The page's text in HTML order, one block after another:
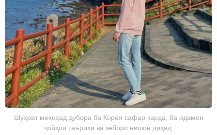
Шуҳрат мехоҳад дубора ба Корея сафар карда, ба одамон
ҷойҳои таърихӣ ва зеборо нишон диҳад.